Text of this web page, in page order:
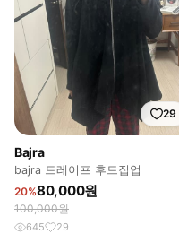
29
Bajra
bajra 드레이프 후드집업
20%80,000원
100,000원
645 29